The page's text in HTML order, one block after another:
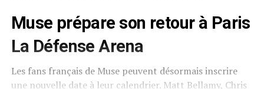
Muse prépare son retour à Paris
La Défense Arena
Les fans français de Muse peuvent désormais inscrire
une nouvelle date à leur calendrier. Matt Bellamy, Chris